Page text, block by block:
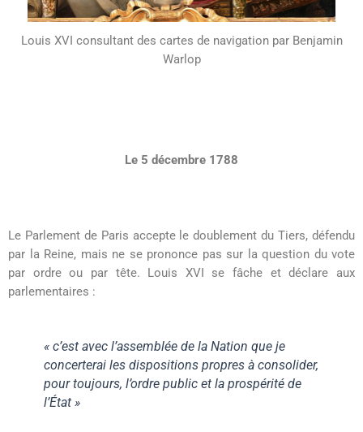
Louis XVI consultant des cartes de navigation par Benjamin
Warlop
Le 5 décembre 1788
Le Parlement de Paris accepte le doublement du Tiers, défendu
par la Reine, mais ne se prononce pas sur la question du vote
par ordre ou par tête. Louis XVI se fâche et déclare aux
parlementaires :
« c’est avec l’assemblée de la Nation que je
concerterai les dispositions propres à consolider,
pour toujours, l’ordre public et la prospérité de
l’État »